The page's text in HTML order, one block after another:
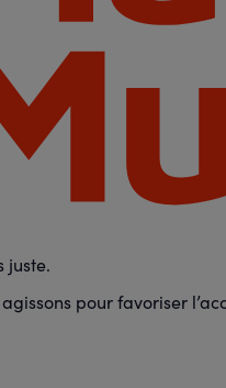
juste.
pour favoriser